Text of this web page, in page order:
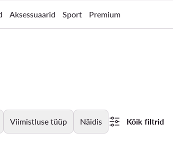
Aksessuaarid Sport Premium
Viimistluse tüüp Näidis Kõik filtrid